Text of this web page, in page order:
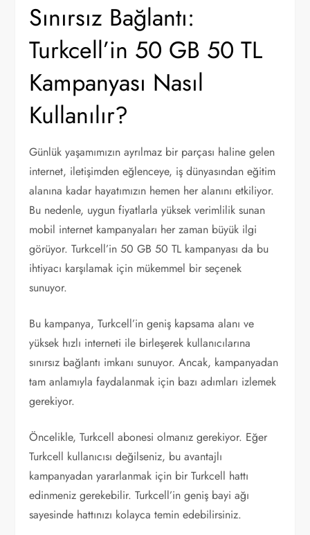
Sınırsız Bağlantı:
Turkcell’in 50 GB 50 TL
Kampanyası Nasıl
Kullanılır?
Günlük yaşamımızın ayrılmaz bir parçası haline gelen
internet, iletişimden eğlenceye, iş dünyasından eğitim
alanına kadar hayatımızın hemen her alanını etkiliyor.
Bu nedenle, uygun fiyatlarla yüksek verimlilik sunan
mobil internet kampanyaları her zaman büyük ilgi
görüyor. Turkcell’in 50 GB 50 TL kampanyası da bu
ihtiyacı karşılamak için mükemmel bir seçenek
sunuyor.
Bu kampanya, Turkcell’in geniş kapsama alanı ve
yüksek hızlı interneti ile birleşerek kullanıcılarına
sınırsız bağlantı imkanı sunuyor. Ancak, kampanyadan
tam anlamıyla faydalanmak için bazı adımları izlemek
gerekiyor.
Öncelikle, Turkcell abonesi olmanız gerekiyor. Eğer
Turkcell kullanıcısı değilseniz, bu avantajlı
kampanyadan yararlanmak için bir Turkcell hattı
edinmeniz gerekebilir. Turkcell’in geniş bayi ağı
sayesinde hattınızı kolayca temin edebilirsiniz.